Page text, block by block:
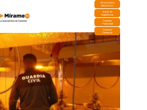
DESCARGA
MIRAPLAY
Buzón de
Sugerencias
Contratar
Publicidad
Contacto
Comercial